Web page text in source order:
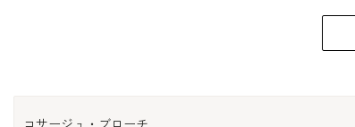
を
コサージュ・ブローチ